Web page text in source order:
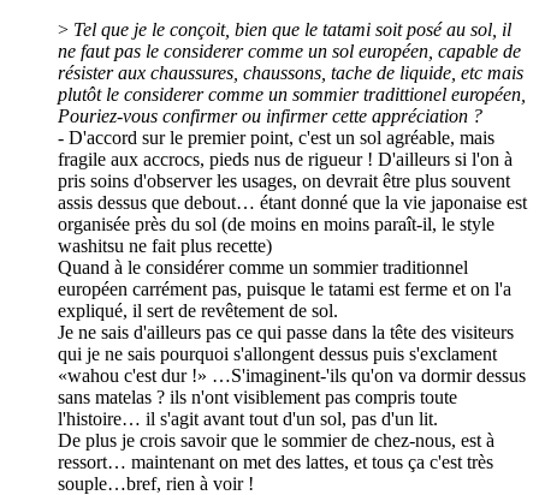
> Tel que je le conçoit, bien que le tatami soit posé au sol, il
ne faut pas le considerer comme un sol européen, capable de
résister aux chaussures, chaussons, tache de liquide, etc mais
plutôt le considerer comme un sommier tradittionel européen,
Pouriez-vous confirmer ou infirmer cette appréciation ?
- D'accord sur le premier point, c'est un sol agréable, mais
fragile aux accrocs, pieds nus de rigueur ! D'ailleurs si l'on à
pris soins d'observer les usages, on devrait être plus souvent
assis dessus que debout… étant donné que la vie japonaise est
organisée près du sol (de moins en moins paraît-il, le style
washitsu ne fait plus recette)
Quand à le considérer comme un sommier traditionnel
européen carrément pas, puisque le tatami est ferme et on l'a
expliqué, il sert de revêtement de sol.
Je ne sais d'ailleurs pas ce qui passe dans la tête des visiteurs
qui je ne sais pourquoi s'allongent dessus puis s'exclament
«wahou c'est dur !» …S'imaginent-'ils qu'on va dormir dessus
sans matelas ? ils n'ont visiblement pas compris toute
l'histoire… il s'agit avant tout d'un sol, pas d'un lit.
De plus je crois savoir que le sommier de chez-nous, est à
ressort… maintenant on met des lattes, et tous ça c'est très
souple…bref, rien à voir !